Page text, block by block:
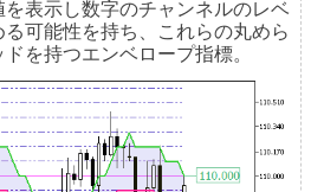
表示し数字のチャンネルのレベ
可能性を持ち、これらの丸めら
を持つエンベロープ指標。